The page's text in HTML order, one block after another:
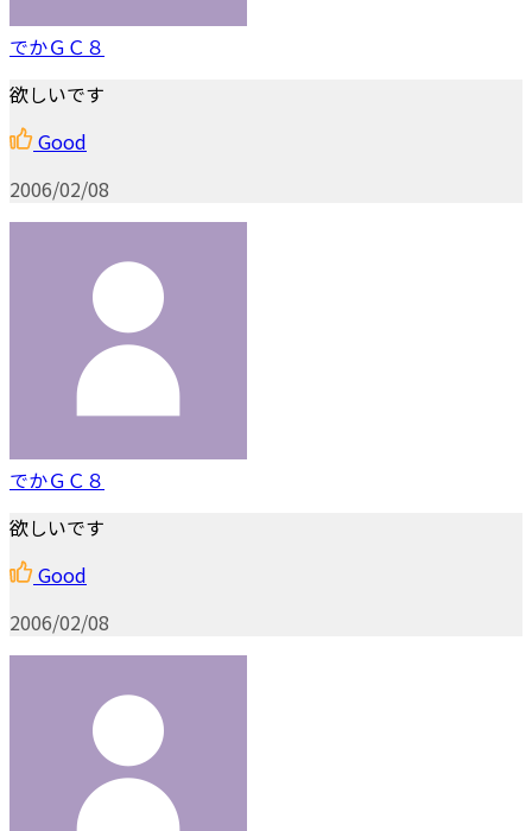
でかＧＣ８
欲しいです
Good
2006/02/08
でかＧＣ８
欲しいです
Good
2006/02/08